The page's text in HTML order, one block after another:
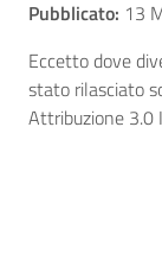
Pubblicato: 13
Eccetto dove
stato rilasciato
Attribuzione 3.0